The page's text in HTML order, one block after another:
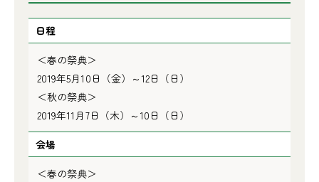
日程
＜春の祭典＞
2019年5月10日（金）～12日（日）
＜秋の祭典＞
2019年11月7日（木）～10日（日）
会場
＜春の祭典＞